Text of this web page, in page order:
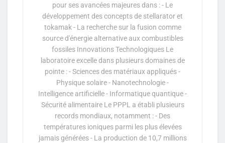
pour ses avancées majeures dans : - Le
développement des concepts de stellarator et
tokamak - La recherche sur la fusion comme
source d'énergie alternative aux combustibles
fossiles Innovations Technologiques Le
laboratoire excelle dans plusieurs domaines de
pointe : - Sciences des matériaux appliqués -
Physique solaire - Nanotechnologie -
Intelligence artificielle - Informatique quantique -
Sécurité alimentaire Le PPPL a établi plusieurs
records mondiaux, notamment : - Des
températures ioniques parmi les plus élevées
jamais générées - La production de 10,7 millions